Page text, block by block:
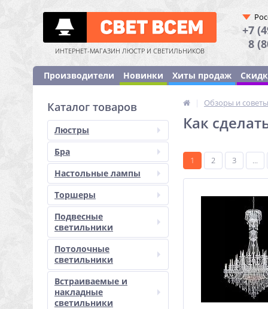
ИНТЕРНЕТ-МАГАЗИН ЛЮСТР И СВЕТИЛЬНИКОВ
+7
8
Производители Новинки Хиты продаж
Каталог товаров
Люстры
Бра
Настольные лампы
Торшеры
Подвесные
светильники
Потолочные
светильники
Встраиваемые и
накладные
светильники
| Обзоры и советы
Как
1 2 3 ...